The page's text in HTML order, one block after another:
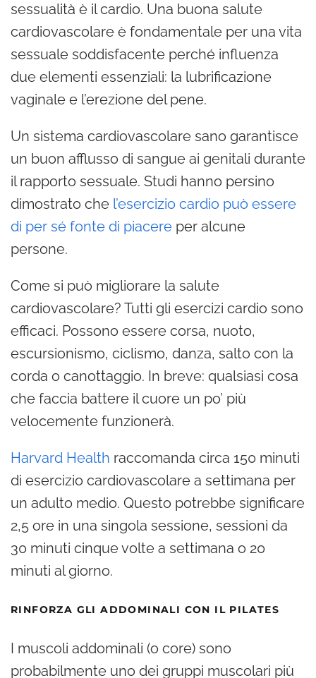
sessualità è il cardio. Una buona salute
cardiovascolare è fondamentale per una vita
sessuale soddisfacente perché influenza
due elementi essenziali: la lubrificazione
vaginale e l’erezione del pene.
Un sistema cardiovascolare sano garantisce
un buon afflusso di sangue ai genitali durante
il rapporto sessuale. Studi hanno persino
dimostrato che l’esercizio cardio può essere
di per sé fonte di piacere per alcune
persone.
Come si può migliorare la salute
cardiovascolare? Tutti gli esercizi cardio sono
efficaci. Possono essere corsa, nuoto,
escursionismo, ciclismo, danza, salto con la
corda o canottaggio. In breve: qualsiasi cosa
che faccia battere il cuore un po’ più
velocemente funzionerà.
Harvard Health raccomanda circa 150 minuti
di esercizio cardiovascolare a settimana per
un adulto medio. Questo potrebbe significare
2,5 ore in una singola sessione, sessioni da
30 minuti cinque volte a settimana o 20
minuti al giorno.
RINFORZA GLI ADDOMINALI CON IL PILATES
I muscoli addominali (o core) sono
probabilmente uno dei gruppi muscolari più